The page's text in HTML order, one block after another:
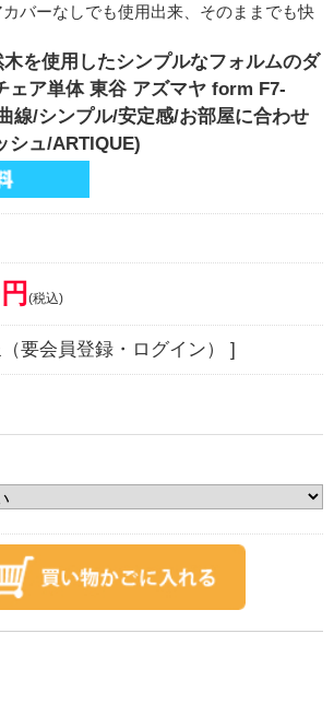
バーなしでも使用出来、そのままでも快
を使用したシンプルなフォルムのダ
ェア単体 東谷 アズマヤ form F7-
線/シンプル/安定感/お部屋に合わせ
シュ/ARTIQUE)
(税込)
要会員登録・ログイン） ]